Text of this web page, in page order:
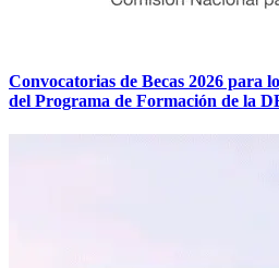
Convocatorias de Becas 2026 para
del Programa de Formación de la